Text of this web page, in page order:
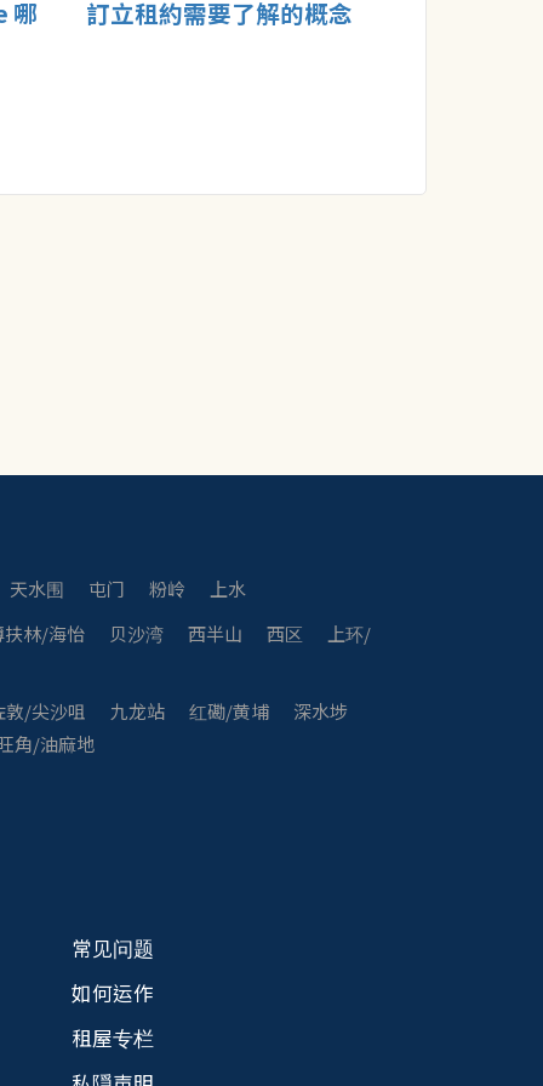
哪 訂立租約需要了解的概念
天水围 屯门 粉岭
上水
扶林/海怡
贝沙湾 西半山 西区 上环/
敦/尖沙咀 九龙站 红磡/黄埔
深水埗
角/油麻地
常见问题
如何运作
租屋专栏